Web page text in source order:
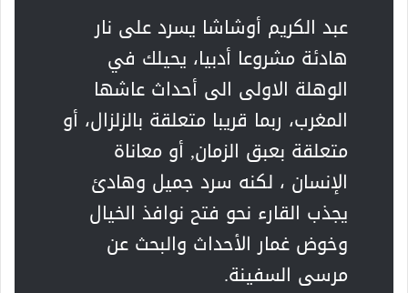
عبد الكريم أوشاشا يسرد على نار
هادئة مشروعا أدبيا، يحيلك في
الوهلة الاولى الى أحداث عاشها
المغرب، ربما قريبا متعلقة بالزلزال، أو
متعلقة بعبق الزمان, أو معاناة
الإنسان ، لكنه سرد جميل وهادئ
يجذب القارء نحو فتح نوافذ الخيال
وخوض غمار الأحداث والبحث عن
مرسى السفينة.